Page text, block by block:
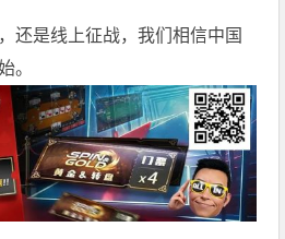
还是线上征战，我们相信中国
。